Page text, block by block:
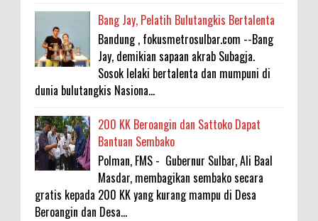
Bang Jay, Pelatih Bulutangkis Bertalenta
Bandung , fokusmetrosulbar.com --Bang
Jay, demikian sapaan akrab Subagja.
Sosok lelaki bertalenta dan mumpuni di
dunia bulutangkis Nasiona...
200 KK Beroangin dan Sattoko Dapat
Bantuan Sembako
Polman, FMS - Gubernur Sulbar, Ali Baal
Masdar, membagikan sembako secara
gratis kepada 200 KK yang kurang mampu di Desa
Beroangin dan Desa...